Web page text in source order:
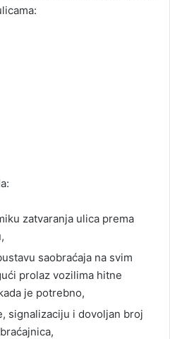
zatvaranja ulica prema
saobraćaja na svim
prolaz vozilima hitne
je potrebno,
signalizaciju i dovoljan broj